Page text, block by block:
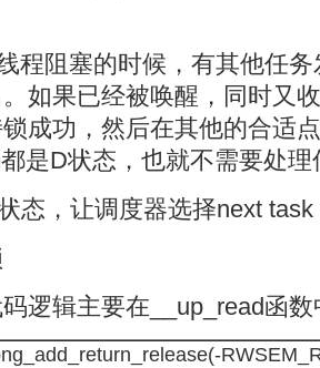
程阻塞的时候，有其他任
如果已经被唤醒，同时又
成功，然后在其他的合适
是D状态，也就不需要处理
态，让调度器选择next task
逻辑主要在__up_read函